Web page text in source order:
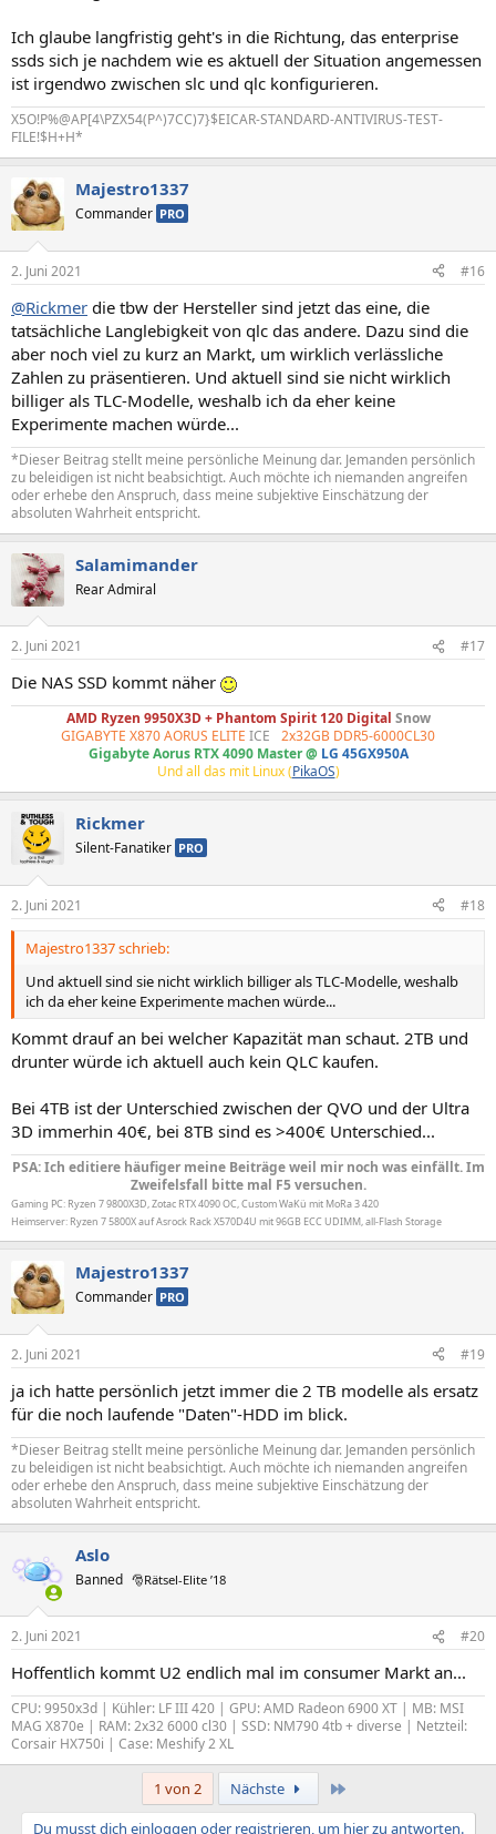
Ich glaube langfristig geht's in die Richtung, das enterprise
ssds sich je nachdem wie es aktuell der Situation angemessen
ist irgendwo zwischen slc und qlc konfigurieren.
X5O!P%@AP[4\PZX54(P^)7CC)7}$EICAR-STANDARD-ANTIVIRUS-TEST-
FILE!$H+H*
Majestro1337
Commander PRO
2. Juni 2021 #16
@Rickmer die tbw der Hersteller sind jetzt das eine, die
tatsächliche Langlebigkeit von qlc das andere. Dazu sind die
aber noch viel zu kurz an Markt, um wirklich verlässliche
Zahlen zu präsentieren. Und aktuell sind sie nicht wirklich
billiger als TLC-Modelle, weshalb ich da eher keine
Experimente machen würde...
*Dieser Beitrag stellt meine persönliche Meinung dar. Jemanden persönlich
zu beleidigen ist nicht beabsichtigt. Auch möchte ich niemanden angreifen
oder erhebe den Anspruch, dass meine subjektive Einschätzung der
absoluten Wahrheit entspricht.
Salamimander
Rear Admiral
2. Juni 2021 #17
Die NAS SSD kommt näher
AMD Ryzen 9950X3D + Phantom Spirit 120 Digital Snow
GIGABYTE X870 AORUS ELITE ICE
2x32GB DDR5-6000CL30
Gigabyte Aorus RTX 4090 Master @ LG 45GX950A
Und all das mit Linux (PikaOS)
Rickmer
Silent-Fanatiker PRO
2. Juni 2021 #18
Majestro1337 schrieb:
Und aktuell sind sie nicht wirklich billiger als TLC-Modelle, weshalb
ich da eher keine Experimente machen würde...
Kommt drauf an bei welcher Kapazität man schaut. 2TB und
drunter würde ich aktuell auch kein QLC kaufen.
Bei 4TB ist der Unterschied zwischen der QVO und der Ultra
3D immerhin 40€, bei 8TB sind es >400€ Unterschied...
PSA: Ich editiere häufiger meine Beiträge weil mir noch was einfällt. Im
Zweifelsfall bitte mal F5 versuchen.
Gaming PC: Ryzen 7 9800X3D, Zotac RTX 4090 OC, Custom WaKü mit MoRa 3 420
Heimserver: Ryzen 7 5800X auf Asrock Rack X570D4U mit 96GB ECC UDIMM, all-Flash Storage
Majestro1337
Commander PRO
2. Juni 2021 #19
ja ich hatte persönlich jetzt immer die 2 TB modelle als ersatz
für die noch laufende "Daten"-HDD im blick.
*Dieser Beitrag stellt meine persönliche Meinung dar. Jemanden persönlich
zu beleidigen ist nicht beabsichtigt. Auch möchte ich niemanden angreifen
oder erhebe den Anspruch, dass meine subjektive Einschätzung der
absoluten Wahrheit entspricht.
Aslo
Banned 🎅Rätsel-Elite ’18
2. Juni 2021 #20
Hoffentlich kommt U2 endlich mal im consumer Markt an...
CPU: 9950x3d | Kühler: LF III 420 | GPU: AMD Radeon 6900 XT | MB: MSI
MAG X870e | RAM: 2x32 6000 cl30 | SSD: NM790 4tb + diverse | Netzteil:
Corsair HX750i | Case: Meshify 2 XL
1 von 2 Nächste
Du musst dich einloggen oder registrieren, um hier zu antworten.